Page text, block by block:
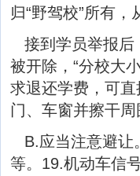
归“野驾校”所有
接到学员举报后
被开除，“分校大
求退还学费，可
门、车窗并擦干
B.应当注意避让
等。19.机动车信